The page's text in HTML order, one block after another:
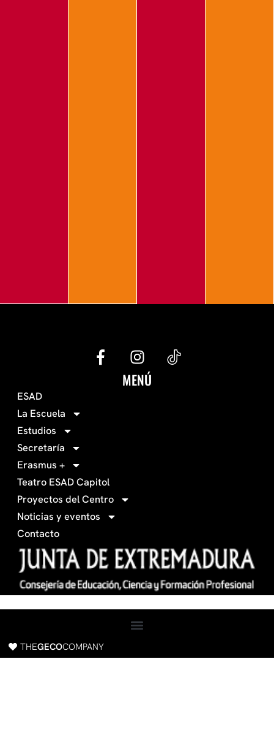
G
e
f
a
c
b
o
o
k
I
n
s
MENÚ
ESAD
La Escuela
Estudios
Secretaría
Erasmus +
Teatro ESAD Capitol
Proyectos del Centro
Noticias y eventos
Contacto
THEGECOCOMPANY